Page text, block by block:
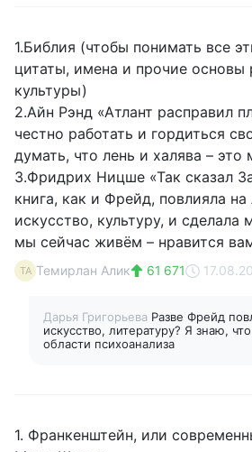
1.Библия (чтобы понимать все
цитаты, имена и прочие основы
культуры)
2.Айн Рэнд «Атлант расправил
честно работать и гордиться
думать, что лень и халява –
3.Фридрих Ницше «Так сказал
книга, как и Фрейд, повлияла на
искусство, культуру, и
мы сейчас живём – нравится
ТА Темирлан Алик 61 671
Дарья Григорьева Разве Фрейд
искусство, литературу? Я знаю,
области психоанализа
1. Франкенштейн, или